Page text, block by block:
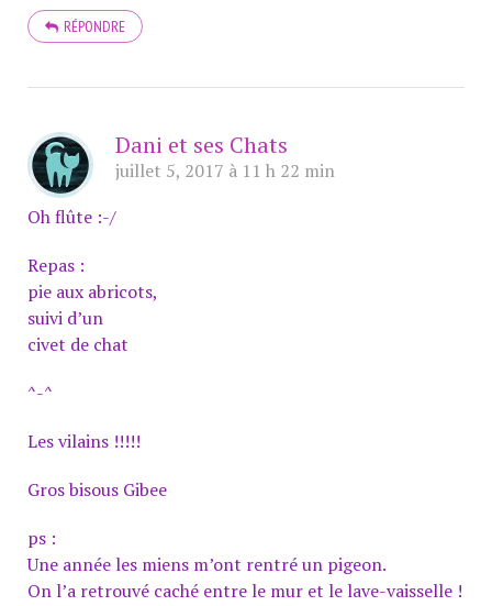
RÉPONDRE
Dani et ses Chats
juillet 5, 2017 à 11 h 22 min
Oh flûte :-/
Repas :
pie aux abricots,
suivi d’un
civet de chat
^-^
Les vilains !!!!!
Gros bisous Gibee
ps :
Une année les miens m’ont rentré un pigeon.
On l’a retrouvé caché entre le mur et le lave-vaisselle !